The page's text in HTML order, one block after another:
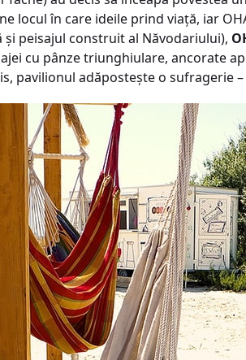
locul în care ideile prind viaţă, iar
peisajul construit al Năvodariului),
cu pânze triunghiulare, ancorate
pavilionul adăposteşte o sufragerie